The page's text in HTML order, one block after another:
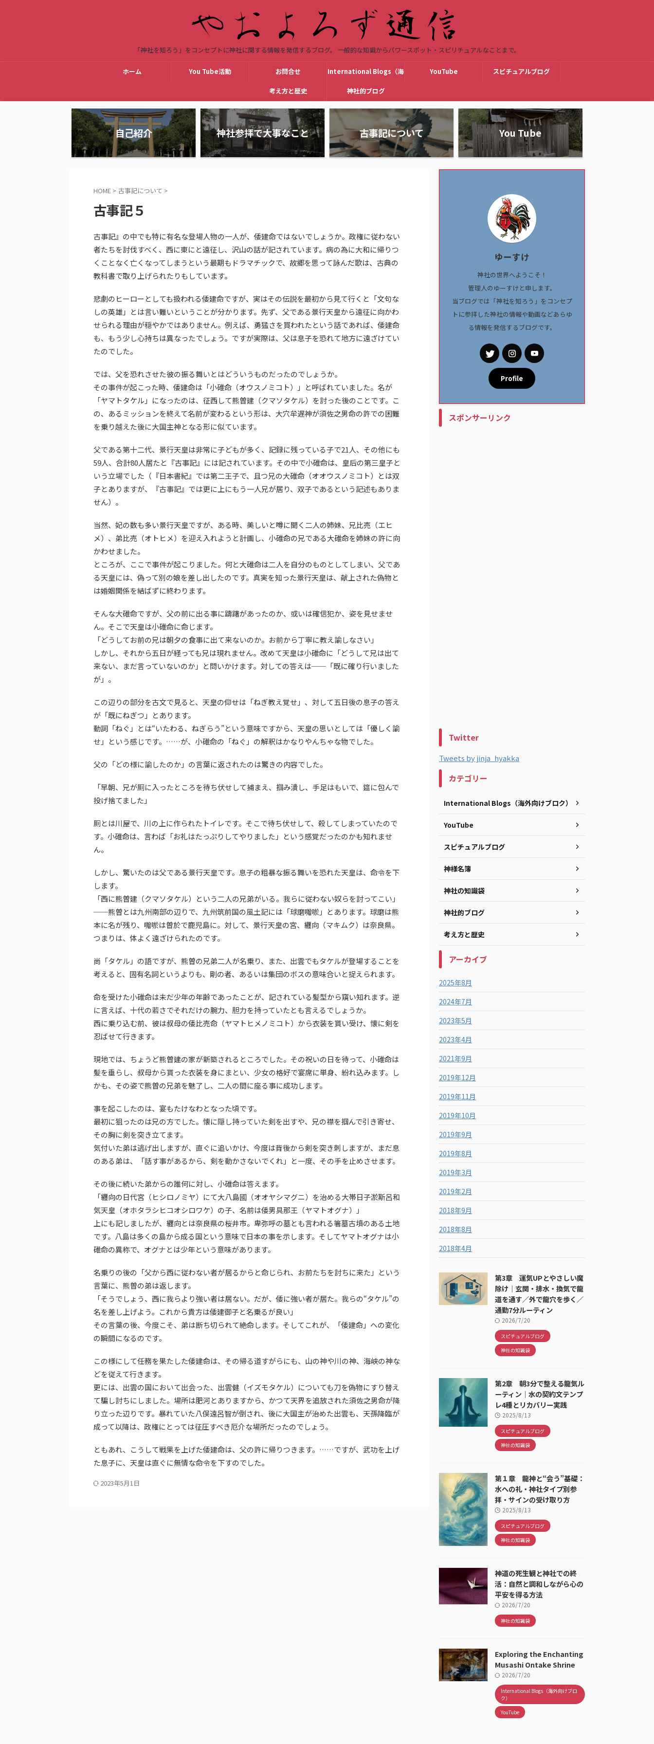
「神社を知ろう」をコンセプトに神社に関する情報を発信するブログ。 一般的な知識からパワースポット・スピリチュアルなことまで。
ホーム You Tube活動 お問合せ International Blogs（海
外向けブロク）
YouTube スピチュアルブログ
考え方と歴史 神社的ブログ
自己紹介 神社参拝で大事なこと 古事記について You Tube
HOME > 古事記について >
古事記５
古事記』の中でも特に有名な登場人物の一人が、倭建命ではないでしょうか。政権に従わない
者たちを討伐すべく、西に東にと遠征し、沢山の話が記されています。病の為に大和に帰りつ
くことなく亡くなってしまうという最期もドラマチックで、故郷を思って詠んだ歌は、古典の
教科書で取り上げられたりもしています。
悲劇のヒーローとしても扱われる倭建命ですが、実はその伝説を最初から見て行くと「文句な
しの英雄」とは言い難いということが分かります。先ず、父である景行天皇から遠征に向かわ
せられる理由が穏やかではありません。例えば、勇猛さを買われたという話であれば、倭建命
も、もう少し心持ちは異なったでしょう。ですが実際は、父は息子を恐れて地方に遠ざけてい
たのでした。
では、父を恐れさせた彼の振る舞いとはどういうものだったのでしょうか。
その事件が起こった時、倭建命は「小碓命（オウスノミコト）」と呼ばれていました。名が
「ヤマトタケル」になったのは、征西して熊曽建（クマソタケル）を討った後のことです。こ
の、あるミッションを終えて名前が変わるという形は、大穴牟遅神が須佐之男命の許での困難
を乗り越えた後に大国主神となる形に似ています。
父である第十二代、景行天皇は非常に子どもが多く、記録に残っている子で21人、その他にも
59人、合計80人居たと『古事記』には記されています。その中で小碓命は、皇后の第三皇子と
いう立場でした（『日本書紀』では第二王子で、且つ兄の大碓命（オオウスノミコト）とは双
子とありますが、『古事記』では更に上にもう一人兄が居り、双子であるという記述もありま
せん）。
当然、妃の数も多い景行天皇ですが、ある時、美しいと噂に聞く二人の姉妹、兄比売（エヒ
メ）、弟比売（オトヒメ）を迎え入れようと計画し、小碓命の兄である大碓命を姉妹の許に向
かわせました。
ところが、ここで事件が起こりました。何と大碓命は二人を自分のものとしてしまい、父であ
る天皇には、偽って別の娘を差し出したのです。真実を知った景行天皇は、献上された偽物と
は婚姻関係を結ばずに終わります。
そんな大碓命ですが、父の前に出る事に躊躇があったのか、或いは確信犯か、姿を見せませ
ん。そこで天皇は小碓命に命じます。
「どうしてお前の兄は朝夕の食事に出て来ないのか。お前から丁寧に教え諭しなさい」
しかし、それから五日が経っても兄は現れません。改めて天皇は小碓命に「どうして兄は出て
来ない、まだ言っていないのか」と問いかけます。対しての答えは──「既に確り行いました
が」。
この辺りの部分を古文で見ると、天皇の仰せは「ねぎ教え覚せ」、対して五日後の息子の答え
が「既にねぎつ」とあります。
動詞「ねぐ」とは“いたわる、ねぎらう”という意味ですから、天皇の思いとしては「優しく諭
せ」という感じです。……が、小碓命の「ねぐ」の解釈はかなりやんちゃな物でした。
父の「どの様に諭したのか」の言葉に返されたのは驚きの内容でした。
「早朝、兄が厠に入ったところを待ち伏せして捕まえ、掴み潰し、手足はもいで、筵に包んで
投げ捨てました」
厠とは川屋で、川の上に作られたトイレです。そこで待ち伏せして、殺してしまっていたので
す。小碓命は、言わば「お礼はたっぷりしてやりました」という感覚だったのかも知れませ
ん。
しかし、驚いたのは父である景行天皇です。息子の粗暴な振る舞いを恐れた天皇は、命令を下
します。
「西に熊曽建（クマソタケル）という二人の兄弟がいる。我らに従わない奴らを討ってこい」
──熊曽とは九州南部の辺りで、九州筑前国の風土記には「球磨囎唹」とあります。球磨は熊
本に名が残り、囎唹は曽於で鹿児島に。対して、景行天皇の宮、纒向（マキムク）は奈良県。
つまりは、体よく遠ざけられたのです。
尚「タケル」の語ですが、熊曽の兄弟二人が名乗り、また、出雲でもタケルが登場することを
考えると、固有名詞というよりも、剛の者、あるいは集団のボスの意味合いと捉えられます。
命を受けた小碓命は未だ少年の年齢であったことが、記されている髪型から窺い知れます。逆
に言えば、十代の若さでそれだけの腕力、胆力を持っていたとも言えるでしょうか。
西に乗り込む前、彼は叔母の倭比売命（ヤマトヒメノミコト）から衣装を貰い受け、懐に剣を
忍ばせて行きます。
現地では、ちょうど熊曽建の家が新築されるところでした。その祝いの日を待って、小碓命は
髪を垂らし、叔母から貰った衣装を身にまとい、少女の格好で宴席に単身、紛れ込みます。し
かも、その姿で熊曽の兄弟を魅了し、二人の間に座る事に成功します。
事を起こしたのは、宴もたけなわとなった頃です。
最初に狙ったのは兄の方でした。懐に隠し持っていた剣を出すや、兄の襟を掴んで引き寄せ、
その胸に剣を突き立てます。
気付いた弟は逃げ出しますが、直ぐに追いかけ、今度は背後から剣を突き刺しますが、まだ息
のある弟は、「話す事があるから、剣を動かさないでくれ」と一度、その手を止めさせます。
その後に続いた弟からの誰何に対し、小碓命は答えます。
「纒向の日代宮（ヒシロノミヤ）にて大八島國（オオヤシマグニ）を治める大帯日子淤斯呂和
気天皇（オホタラシヒコオシロワケ）の子、名前は倭男具那王（ヤマトオグナ）」
上にも記しましたが、纒向とは奈良県の桜井市。卑弥呼の墓とも言われる箸墓古墳のある土地
です。八島は多くの島から成る国という意味で日本の事を示します。そしてヤマトオグナは小
碓命の異称で、オグナとは少年という意味があります。
名乗りの後の「父から西に従わない者が居るからと命じられ、お前たちを討ちに来た」という
言葉に、熊曽の弟は返します。
「そうでしょう、西に我らより強い者は居ない。だが、倭に強い者が居た。我らの“タケル”の
名を差し上げよう。これから貴方は倭建御子と名乗るが良い」
その言葉の後、今度こそ、弟は断ち切られて絶命します。そしてこれが、「倭建命」への変化
の瞬間になるのです。
この様にして任務を果たした倭建命は、その帰る道すがらにも、山の神や川の神、海峡の神な
どを従えて行きます。
更には、出雲の国において出会った、出雲健（イズモタケル）についても刀を偽物にすり替え
て騙し討ちにしました。場所は肥河とありますから、かつて天界を追放された須佐之男命が降
り立った辺りです。暴れていた八俣遠呂智が倒され、後に大国主が治めた出雲も、天孫降臨が
成って以降は、政権にとっては征圧すべき厄介な場所だったのでしょう。
ともあれ、こうして戦果を上げた倭建命は、父の許に帰りつきます。……ですが、武功を上げ
た息子に、天皇は直ぐに無情な命令を下すのでした。
2023年5月1日
ゆーすけ
神社の世界へようこそ！
管理人のゆーすけと申します。
当ブログでは「神社を知ろう」をコンセプ
トに参拝した神社の情報や動画などあらゆ
る情報を発信するブログです。
Profile
スポンサーリンク
Twitter
Tweets by jinja_hyakka
カテゴリー
International Blogs（海外向けブロク）
YouTube
スピチュアルブログ
神様名簿
神社の知識袋
神社的ブログ
考え方と歴史
アーカイブ
2025年8月
2024年7月
2023年5月
2023年4月
2021年9月
2019年12月
2019年11月
2019年10月
2019年9月
2019年8月
2019年3月
2019年2月
2018年9月
2018年8月
2018年4月
第3章 運気UPとやさしい魔
除け｜玄関・排水・換気で龍
道を通す／外で龍穴を歩く／
通勤7分ルーティン
2026/7/20
スピチュアルブログ
神社の知識袋
第2章 朝3分で整える龍気ル
ーティン｜水の契約文テンプ
レ4種とリカバリー実践
2025/8/13
スピチュアルブログ
神社の知識袋
第１章 龍神と“会う”基礎：
水への礼・神社タイプ別参
拝・サインの受け取り方
2025/8/13
スピチュアルブログ
神社の知識袋
神道の死生観と神社での終
活：自然と調和しながら心の
平安を得る方法
2026/7/20
神社の知識袋
Exploring the Enchanting
Musashi Ontake Shrine
2026/7/20
International Blogs（海外向けブロ
ク）
YouTube